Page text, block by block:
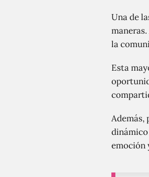
Una de
la
Esta
Además,
emoción